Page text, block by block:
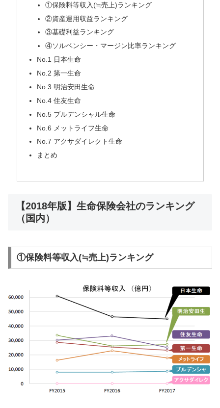
①保険料等収入(≒売上)ランキング
②資産運用収益ランキング
③基礎利益ランキング
④ソルベンシー・マージン比率ランキング
No.1 日本生命
No.2 第一生命
No.3 明治安田生命
No.4 住友生命
No.5 プルデンシャル生命
No.6 メットライフ生命
No.7 アクサダイレクト生命
まとめ
【2018年版】生命保険会社のランキング
（国内）
①保険料等収入(≒売上)ランキング